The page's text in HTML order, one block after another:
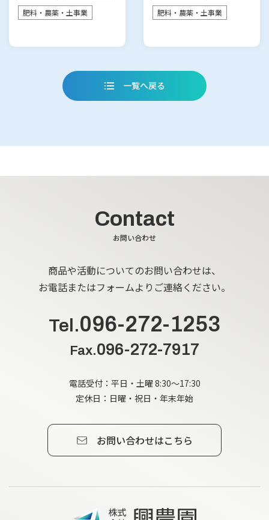
肥料・農薬・土事業
肥料・農薬・土事業
一覧へ戻る
お問い合わせ
Contact
商品や活動についてのお問い合わせは、
お電話またはフォームよりご連絡ください。
Tel.096-272-1253
Fax.096-272-7917
電話受付：平日・土曜 8:30～17:30
定休日：日曜・祝日・年末年始
お問い合わせはこちら